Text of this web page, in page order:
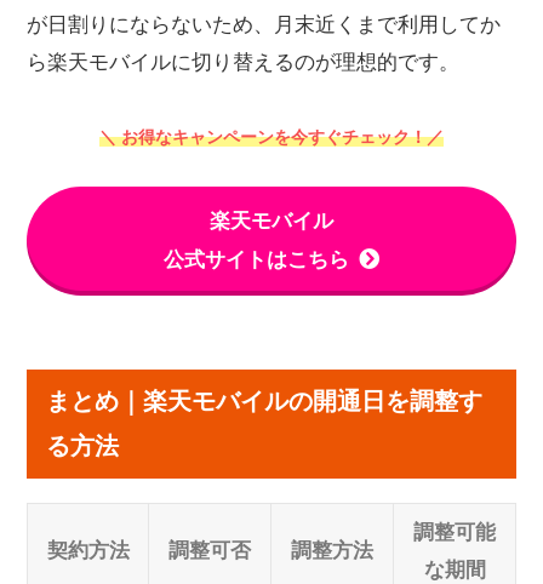
が日割りにならないため、月末近くまで利用してか
ら楽天モバイルに切り替えるのが理想的です。
＼ お得なキャンペーンを今すぐチェック！／
楽天モバイル
公式サイトはこちら
まとめ｜楽天モバイルの開通日を調整す
る方法
契約方法 調整可否 調整方法
調整可能
な期間